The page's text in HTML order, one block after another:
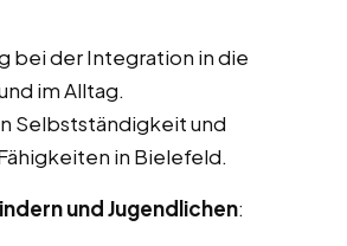
bei der Integration in die
im Alltag.
Selbstständigkeit und
in Bielefeld.
und Jugendlichen: